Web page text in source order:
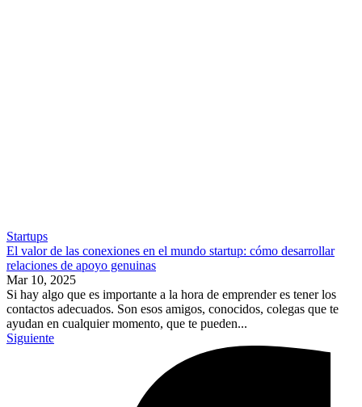
Startups
El valor de las conexiones en el mundo startup: cómo desarrollar
relaciones de apoyo genuinas
Mar 10, 2025
Si hay algo que es importante a la hora de emprender es tener los
contactos adecuados. Son esos amigos, conocidos, colegas que te
ayudan en cualquier momento, que te pueden...
Siguiente